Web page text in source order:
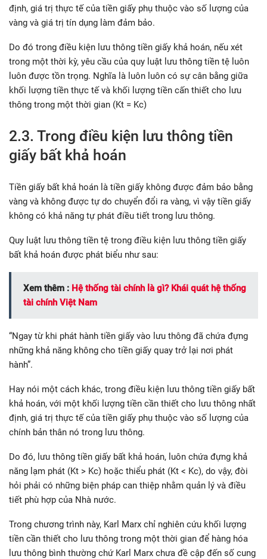
định, giá trị thực tế của tiền giấy phụ thuộc vào số lượng của
vàng và giá trị tín dụng làm đảm bảo.
Do đó trong điều kiện lưu thông tiền giấy khả hoán, nếu xét
trong một thời kỳ, yêu cầu của quy luật lưu thông tiền tệ luôn
luôn được tồn trọng. Nghĩa là luôn luôn có sự cân bằng giữa
khối lượng tiền thực tế và khối lượng tiền cấn thiết cho lưu
thông trong một thời gian (Kt = Kc)
2.3. Trong điều kiện lưu thông tiền
giấy bất khả hoán
Tiền giấy bất khả hoán là tiền giấy không được đảm bảo bằng
vàng và không được tự do chuyển đổi ra vàng, vì vậy tiền giấy
không có khả năng tự phát điều tiết trong lưu thông.
Quy luật lưu thông tiền tệ trong điều kiện lưu thông tiền giấy
bất khả hoán được phát biểu như sau:
Xem thêm : Hệ thống tài chính là gì? Khái quát hệ thống
tài chính Việt Nam
“Ngay từ khi phát hành tiền giấy vào lưu thông đã chứa đựng
những khả năng không cho tiền giấy quay trở lại nơi phát
hành”.
Hay nói một cách khác, trong điều kiện lưu thông tiền giấy bất
khả hoán, với một khối lượng tiền cần thiết cho lưu thông nhất
định, giá trị thực tế của tiền giấy phụ thuộc vào số lượng của
chính bản thân nó trong lưu thông.
Do đó, lưu thông tiền giấy bất khả hoán, luôn chứa đựng khả
năng lạm phát (Kt > Kc) hoặc thiểu phát (Kt < Kc), do vậy, đòi
hỏi phải có những biện pháp can thiệp nhằm quản lý và điều
tiết phù hợp của Nhà nước.
Trong chương trình này, Karl Marx chỉ nghiên cứu khối lượng
tiền cần thiết cho lưu thông trong một thời gian để hàng hóa
lưu thông bình thường chứ Karl Marx chưa đề cập đến số cung